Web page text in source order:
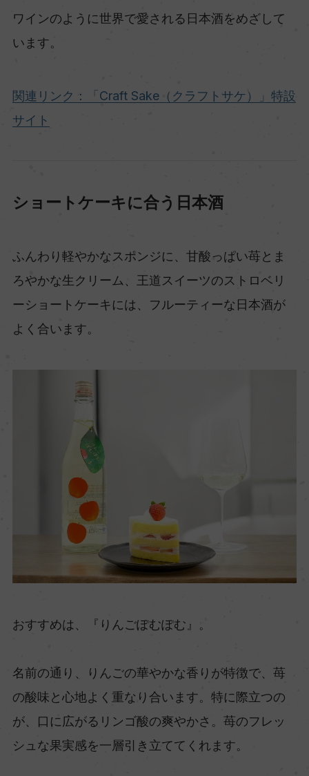
ワインのように世界で愛される日本酒をめざして
います。
関連リンク：「Craft Sake（クラフトサケ）」特設
サイト
ショートケーキに合う日本酒
ふんわり軽やかなスポンジに、甘酸っぱい苺とま
ろやかな生クリーム、王道スイーツのストロベリ
ーショートケーキには、フルーティーな日本酒が
よく合います。
おすすめは、『りんごぽむぽむ』。
名前の通り、りんごの華やかな香りが特徴で、苺
の酸味と心地よく重なり合います。特に際立つの
が、口に広がるリンゴ酸の爽やかさ。苺のフレッ
シュな果実感を一層引き立ててくれます。